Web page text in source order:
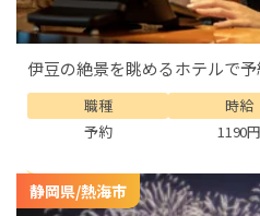
伊豆の絶景を眺めるホテルで予
職種
予約
時給
1190円
静岡県/熱海市